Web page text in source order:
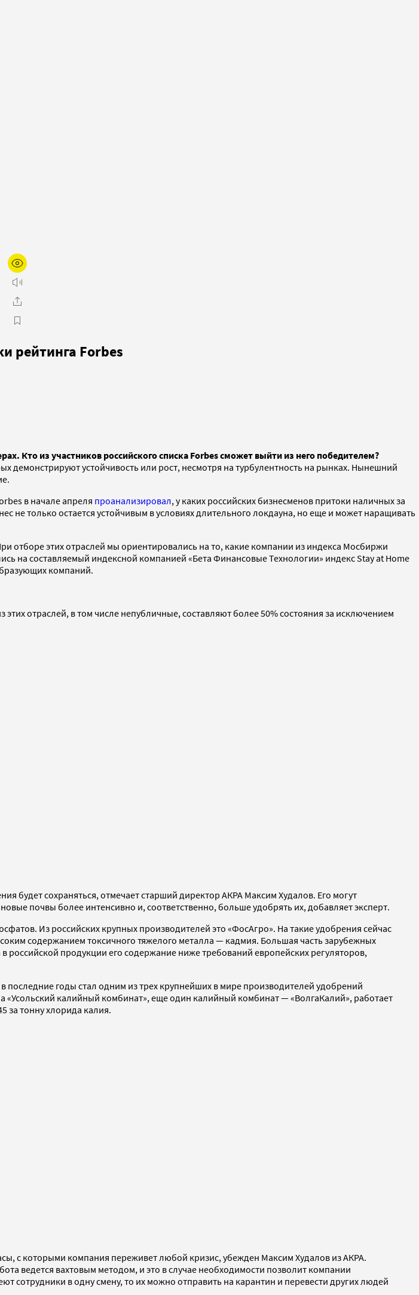
рейтинга Forbes
Кто из участников российского списка Forbes сможет выйти из него победителем?
устойчивость или рост, несмотря на турбулентность на рынках. Нынешний
в начале апреля проанализировал, у каких российских бизнесменов притоки наличных за
только остается устойчивым в условиях длительного локдауна, но еще и может наращивать
отборе этих отраслей мы ориентировались на то, какие компании из индекса Мосбиржи
на составляемый индексной компанией «Бета Финансовые Технологии» индекс Stay at Home
компаний.
отраслей, в том числе непубличные, составляют более 50% состояния за исключением
будет сохраняться, отмечает старший директор АКРА Максим Худалов. Его могут
почвы более интенсивно и, соответственно, больше удобрять их, добавляет эксперт.
Из российских крупных производителей это «ФосАгро». На такие удобрения сейчас
содержанием токсичного тяжелого металла — кадмия. Большая часть зарубежных
продукции его содержание ниже требований европейских регуляторов,
годы стал одним из трех крупнейших в мире производителей удобрений
«Усольский калийный комбинат», еще один калийный комбинат — «ВолгаКалий», работает
за тонну хлорида калия.
с которыми компания переживет любой кризис, убежден Максим Худалов из АКРА.
ведется вахтовым методом, и это в случае необходимости позволит компании
сотрудники в одну смену, то их можно отправить на карантин и перевести других людей